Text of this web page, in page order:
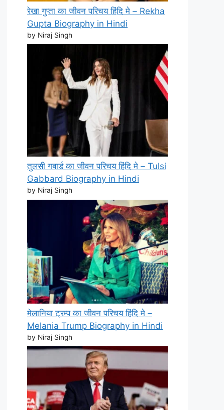
रेखा गुप्ता का जीवन परिचय हिंदि मे – Rekha
Gupta Biography in Hindi
by Niraj Singh
तुलसी गबार्ड का जीवन परिचय हिंदि मे – Tulsi
Gabbard Biography in Hindi
by Niraj Singh
मेलानिया ट्रम्प का जीवन परिचय हिंदि मे –
Melania Trump Biography in Hindi
by Niraj Singh